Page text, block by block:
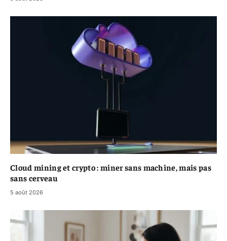
Cloud mining et crypto : miner sans machine, mais pas
sans cerveau
5 août 2026